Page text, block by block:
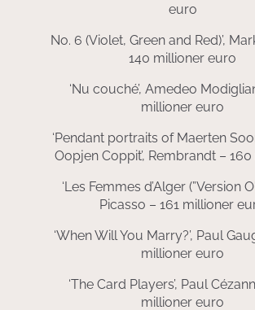
euro
No. 6 (Violet, Green and Red)’,
140 millioner euro
‘Nu couché’, Amedeo
millioner euro
‘Pendant portraits of Maerten
Oopjen Coppit’, Rembrandt –
‘Les Femmes d’Alger (”Version
Picasso – 161 millioner
‘When Will You Marry?’, Paul
millioner euro
‘The Card Players’, Paul
millioner euro